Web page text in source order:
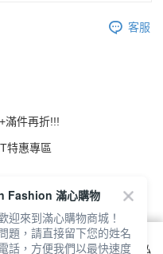
客服
滿件再折!!!
特惠專區
cookie 方式之詳情，及若您不希
設定，請參閱本網站「
隱私
Fashion 滿心購物
迎來到滿心購物商城！
題，請直接留下您的姓名
話，方便我們以最快速度